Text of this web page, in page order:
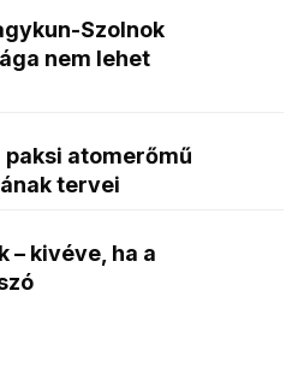
Szolnok
nem lehet
atomerőmű
tervei
– kivéve, ha a